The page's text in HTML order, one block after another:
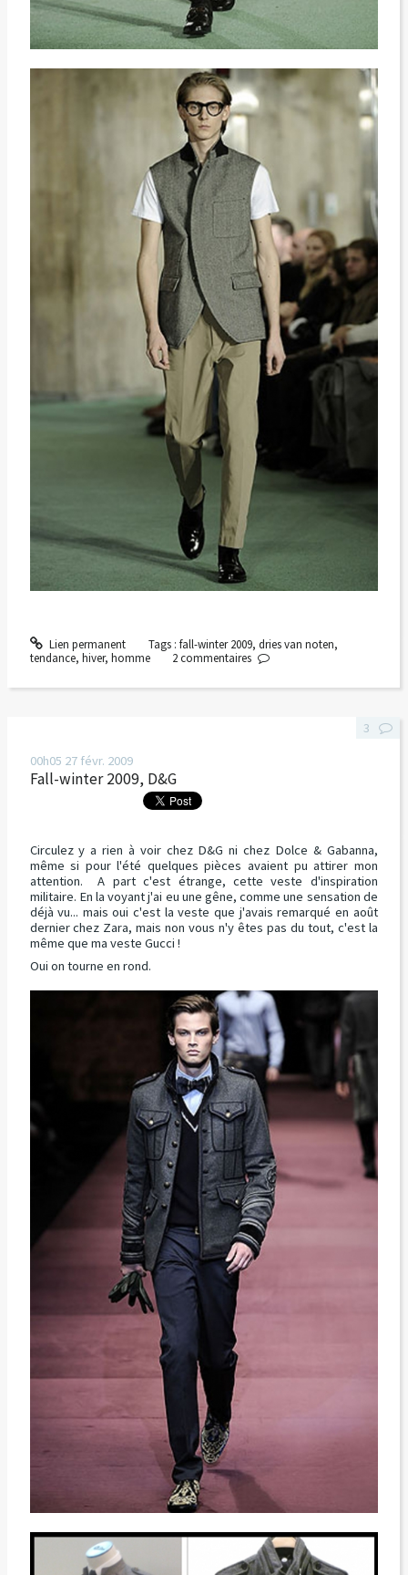
Lien permanent Tags : fall-winter 2009, dries van noten,
tendance, hiver, homme 2commentaires
00h05 27 févr. 2009
Fall-winter 2009, D&G
Circulez y a rien à voir chez D&G ni chez Dolce & Gabanna,
même si pour l'été quelques pièces avaient pu attirer mon
attention. A part c'est étrange, cette veste d'inspiration
militaire. En la voyant j'ai eu une gêne, comme une sensation de
déjà vu... mais oui c'est la veste que j'avais remarqué en août
dernier chez Zara, mais non vous n'y êtes pas du tout, c'est la
même que ma veste Gucci !
Oui on tourne en rond.
3